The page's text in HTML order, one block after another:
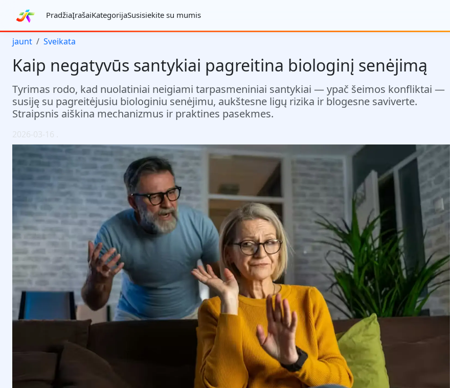
PradžiaĮrašaiKategorijaSusisiekite su mumis
jaunt Sveikata
Kaip negatyvūs santykiai pagreitina biologinį senėjimą
Tyrimas rodo, kad nuolatiniai neigiami tarpasmeniniai santykiai — ypač šeimos konfliktai —
susiję su pagreitėjusiu biologiniu senėjimu, aukštesne ligų rizika ir blogesne saviverte.
Straipsnis aiškina mechanizmus ir praktines pasekmes.
2026-03-16 .